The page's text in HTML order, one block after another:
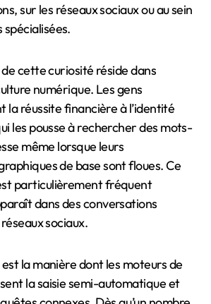
sur les réseaux sociaux ou au sein
de cette curiosité réside dans
numérique. Les gens
la réussite financière à l’identité
les pousse à rechercher des mots-
même lorsque leurs
de base sont floues. Ce
particulièrement fréquent
dans des conversations
sociaux.
la manière dont les moteurs de
la saisie semi-automatique et